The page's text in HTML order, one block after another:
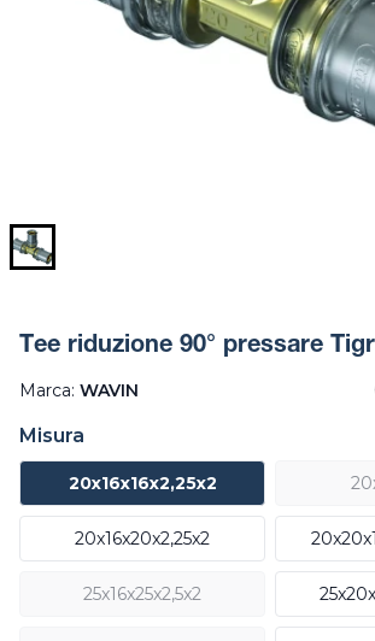
Tee riduzione 90° pressare
Marca: WAVIN
Misura
20x16x16x2,25x2
20x16x20x2,25x2
25x16x25x2,5x2